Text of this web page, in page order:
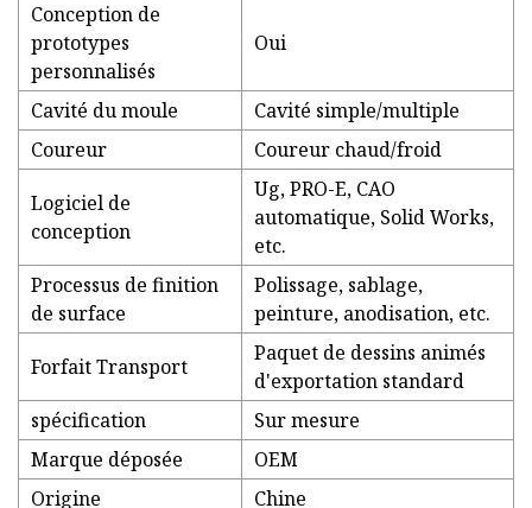
Conception de
prototypes
personnalisés
Oui
Cavité du moule
Cavité simple/multiple
Coureur
Coureur chaud/froid
Logiciel de
conception
Ug, PRO-E, CAO
automatique, Solid Works,
etc.
Processus de finition
de surface
Polissage, sablage,
peinture, anodisation, etc.
Forfait Transport
Paquet de dessins animés
d'exportation standard
spécification
Sur mesure
Marque déposée
OEM
Origine
Chine